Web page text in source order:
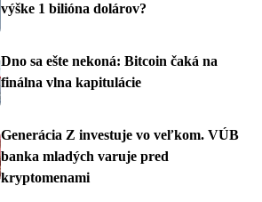
výške 1 bilióna dolárov?
Dno sa ešte nekoná: Bitcoin čaká na
finálna vlna kapitulácie
Generácia Z investuje vo veľkom. VÚB
banka mladých varuje pred
kryptomenami